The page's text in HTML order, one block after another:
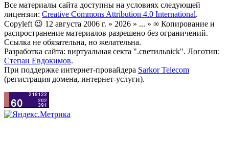
Все материалы сайта доступны на условиях следующей
лицензии: Creative Commons Attribution 4.0 International.
Copyleft 😉 12 августа 2006 г. » 2026 » ... » ∞ Копирование и
распространение материалов разрешено без ограничений.
Ссылка не обязательна, но желательна.
Разработка сайта: виртуальная секта ".светильnick". Логотип:
Степан Евдокимов.
При поддержке интернет-провайдера Sarkor Telecom
(регистрация домена, интернет-услуги).